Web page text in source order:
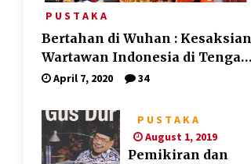
P U S T A K A
Bertahan di Wuhan : Kesaksian
Wartawan Indonesia di Tengah
Pandemi Corona
April 7, 2020 34
P U S T A K A
August 1, 2019
Pemikiran dan